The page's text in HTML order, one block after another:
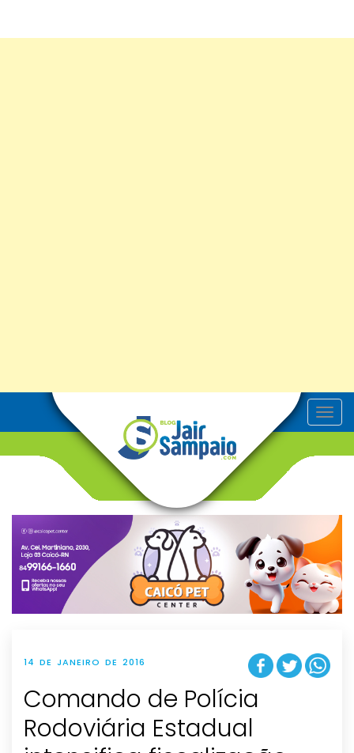
T
o
v
g
t
i
o
n
14 DE JANEIRO DE 2016
Comando de Polícia
Rodoviária Estadual